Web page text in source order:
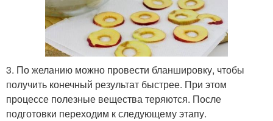
3. По желанию можно провести бланшировку, чтобы
получить конечный результат быстрее. При этом
процессе полезные вещества теряются. После
подготовки переходим к следующему этапу.